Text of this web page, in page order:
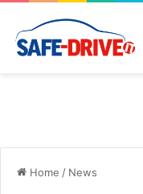
Home / News